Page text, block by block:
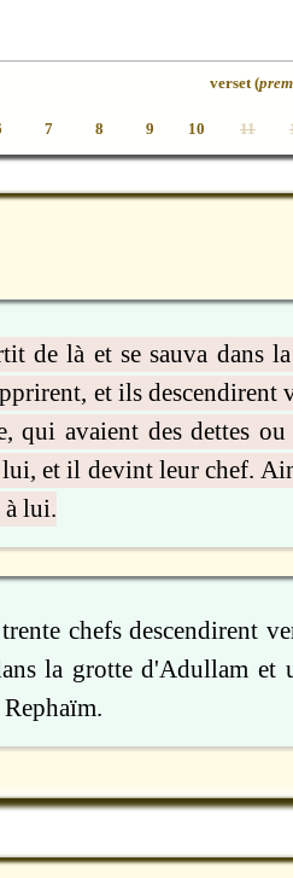
verset (
7 8 9 10 11
de là et se sauva dans
et ils descendirent
qui avaient des dettes
et il devint leur chef.
lui.
chefs descendirent
la grotte d'Adullam et